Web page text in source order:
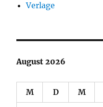
Verlage
August 2026
M D M